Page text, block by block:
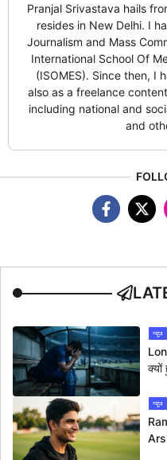
Pranjal Srivastava hails
resides in New Delhi. I
Journalism and Mass
International School Of
(ISOMES). Since then, I
also as a freelance
including national and
and
न्यूज
क्यों
न्यूज